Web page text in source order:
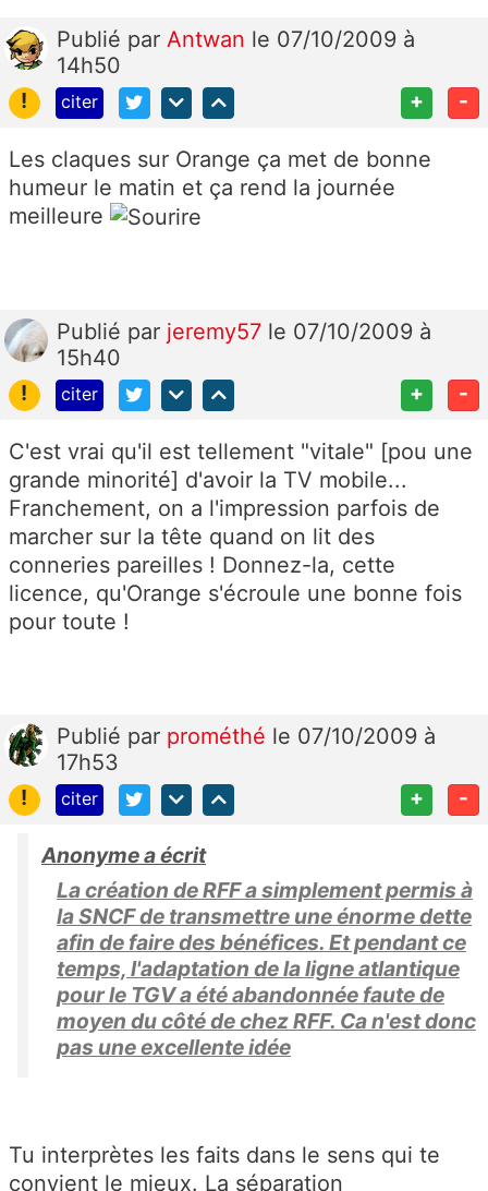
Publié par Antwan le 07/10/2009 à
14h50
!
citer + -
Les claques sur Orange ça met de bonne
humeur le matin et ça rend la journée
meilleure
Publié par jeremy57 le 07/10/2009 à
15h40
!
citer + -
C'est vrai qu'il est tellement "vitale" [pou une
grande minorité] d'avoir la TV mobile...
Franchement, on a l'impression parfois de
marcher sur la tête quand on lit des
conneries pareilles ! Donnez-la, cette
licence, qu'Orange s'écroule une bonne fois
pour toute !
Publié par prométhé le 07/10/2009 à
17h53
!
citer + -
Anonyme a écrit
La création de RFF a simplement permis à
la SNCF de transmettre une énorme dette
afin de faire des bénéfices. Et pendant ce
temps, l'adaptation de la ligne atlantique
pour le TGV a été abandonnée faute de
moyen du côté de chez RFF. Ca n'est donc
pas une excellente idée
Tu interprètes les faits dans le sens qui te
convient le mieux. La séparation